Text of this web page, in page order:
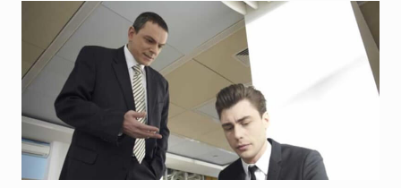
WordPress
Webその他